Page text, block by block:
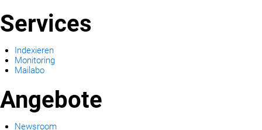
Services
Indexieren
Monitoring
Mailabo
Angebote
Newsroom